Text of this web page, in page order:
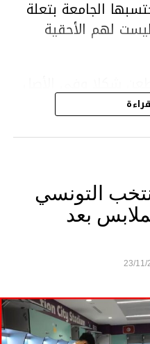
الجامعة بتعلة
لهم الأحقية
الجامعي وإعادة
قبل السباحين إيميل
في نطاق
مستوى الترتيب
بإعادة إحتساب
خمسة عشر
من الترجي
التونسي
بعد
23/